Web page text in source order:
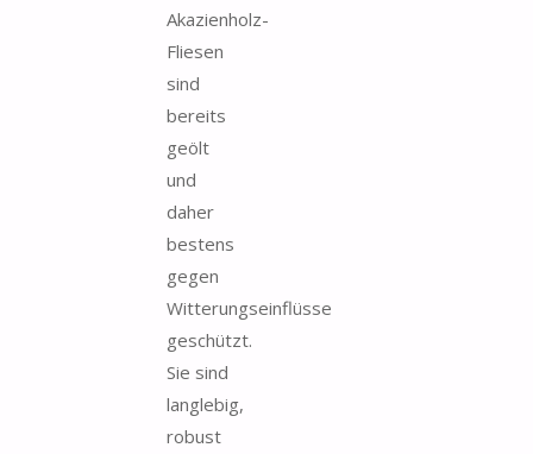
Akazienholz-
Fliesen
sind
bereits
geölt
und
daher
bestens
gegen
Witterungseinflüsse
geschützt.
Sie sind
langlebig,
robust